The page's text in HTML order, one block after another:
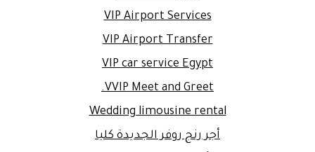
VIP Airport Services
VIP Airport Transfer
VIP car service Egypt
VVIP Meet and Greet.
Wedding limousine rental
أجر رنج روفر الجديدة كليا